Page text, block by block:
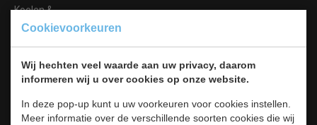
Cookievoorkeuren
Wij hechten veel waarde aan uw privacy, daarom
informeren wij u over cookies op onze website.
In deze pop-up kunt u uw voorkeuren voor cookies instellen.
Meer informatie over de verschillende soorten cookies die wij
Koelen &
Vriezen
Warmhouden
Buffet & tafel
Kleding